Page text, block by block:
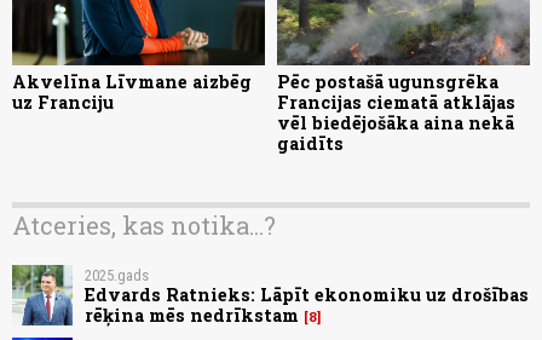
Akvelīna Līvmane aizbēg
uz Franciju
Pēc postašā ugunsgrēka
Francijas ciematā atklājas
vēl biedējošāka aina nekā
gaidīts
Atceries, kas notika...?
2025.gads
Edvards Ratnieks: Lāpīt ekonomiku uz drošības
rēķina mēs nedrīkstam
8